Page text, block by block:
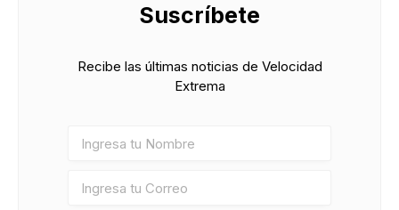
Suscríbete
Recibe las últimas noticias de Velocidad
Extrema